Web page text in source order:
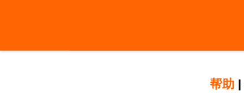
帮助 |